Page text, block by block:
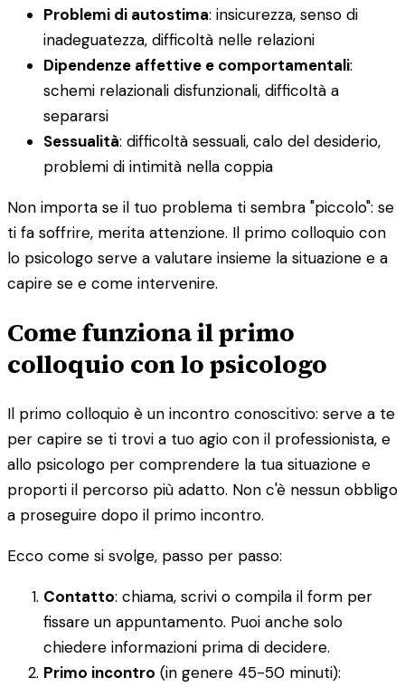
Problemi di autostima: insicurezza, senso di
inadeguatezza, difficoltà nelle relazioni
Dipendenze affettive e comportamentali:
schemi relazionali disfunzionali, difficoltà a
separarsi
Sessualità: difficoltà sessuali, calo del desiderio,
problemi di intimità nella coppia
Non importa se il tuo problema ti sembra "piccolo": se
ti fa soffrire, merita attenzione. Il primo colloquio con
lo psicologo serve a valutare insieme la situazione e a
capire se e come intervenire.
Come funziona il primo
colloquio con lo psicologo
Il primo colloquio è un incontro conoscitivo: serve a te
per capire se ti trovi a tuo agio con il professionista, e
allo psicologo per comprendere la tua situazione e
proporti il percorso più adatto. Non c'è nessun obbligo
a proseguire dopo il primo incontro.
Ecco come si svolge, passo per passo:
Contatto: chiama, scrivi o compila il form per
fissare un appuntamento. Puoi anche solo
chiedere informazioni prima di decidere.
Primo incontro (in genere 45-50 minuti):